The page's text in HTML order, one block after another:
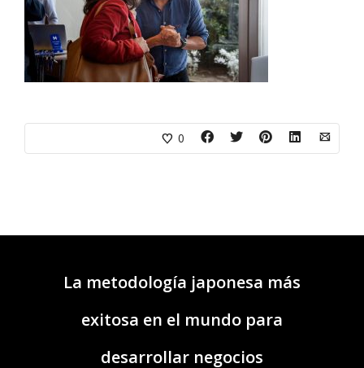
0
La metodología japonesa más
exitosa en el mundo para
desarrollar negocios